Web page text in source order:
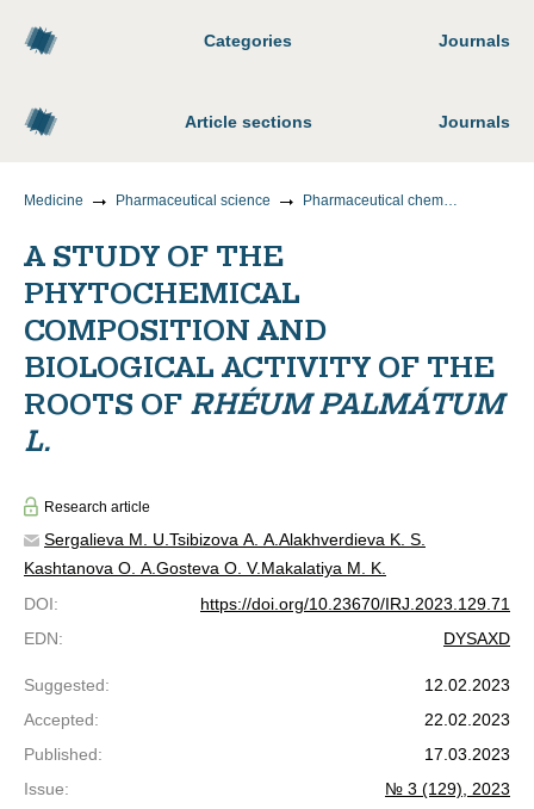
Categories Journals
Article sections Journals
Medicine Pharmaceutical science Pharmaceutical chemistry, pharmacognosy
A STUDY OF THE
PHYTOCHEMICAL
COMPOSITION AND
BIOLOGICAL ACTIVITY OF THE
ROOTS OF RHÉUM PALMÁTUM
L.
Research article
Sergalieva M. U. Tsibizova A. A. Alakhverdieva K. S.
Kashtanova O. A. Gosteva O. V.Makalatiya M. K.
DOI:
https://doi.org/10.23670/IRJ.2023.129.71
EDN: DYSAXD
Suggested:
12.02.2023
Accepted:
22.02.2023
Published:
17.03.2023
Issue:
№ 3 (129), 2023